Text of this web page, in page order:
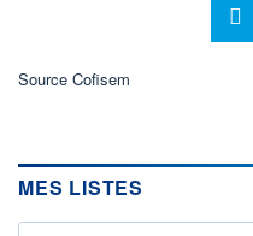
LIMITE À LA
RENDEMENT
6,25%
Source Cofisem
MES LISTES